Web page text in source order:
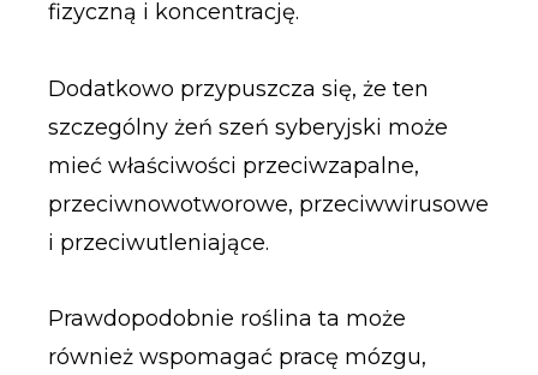
fizyczną i koncentrację.
Dodatkowo przypuszcza się, że ten
szczególny żeń szeń syberyjski może
mieć właściwości przeciwzapalne,
przeciwnowotworowe, przeciwwirusowe
i przeciwutleniające.
Prawdopodobnie roślina ta może
również wspomagać pracę mózgu,